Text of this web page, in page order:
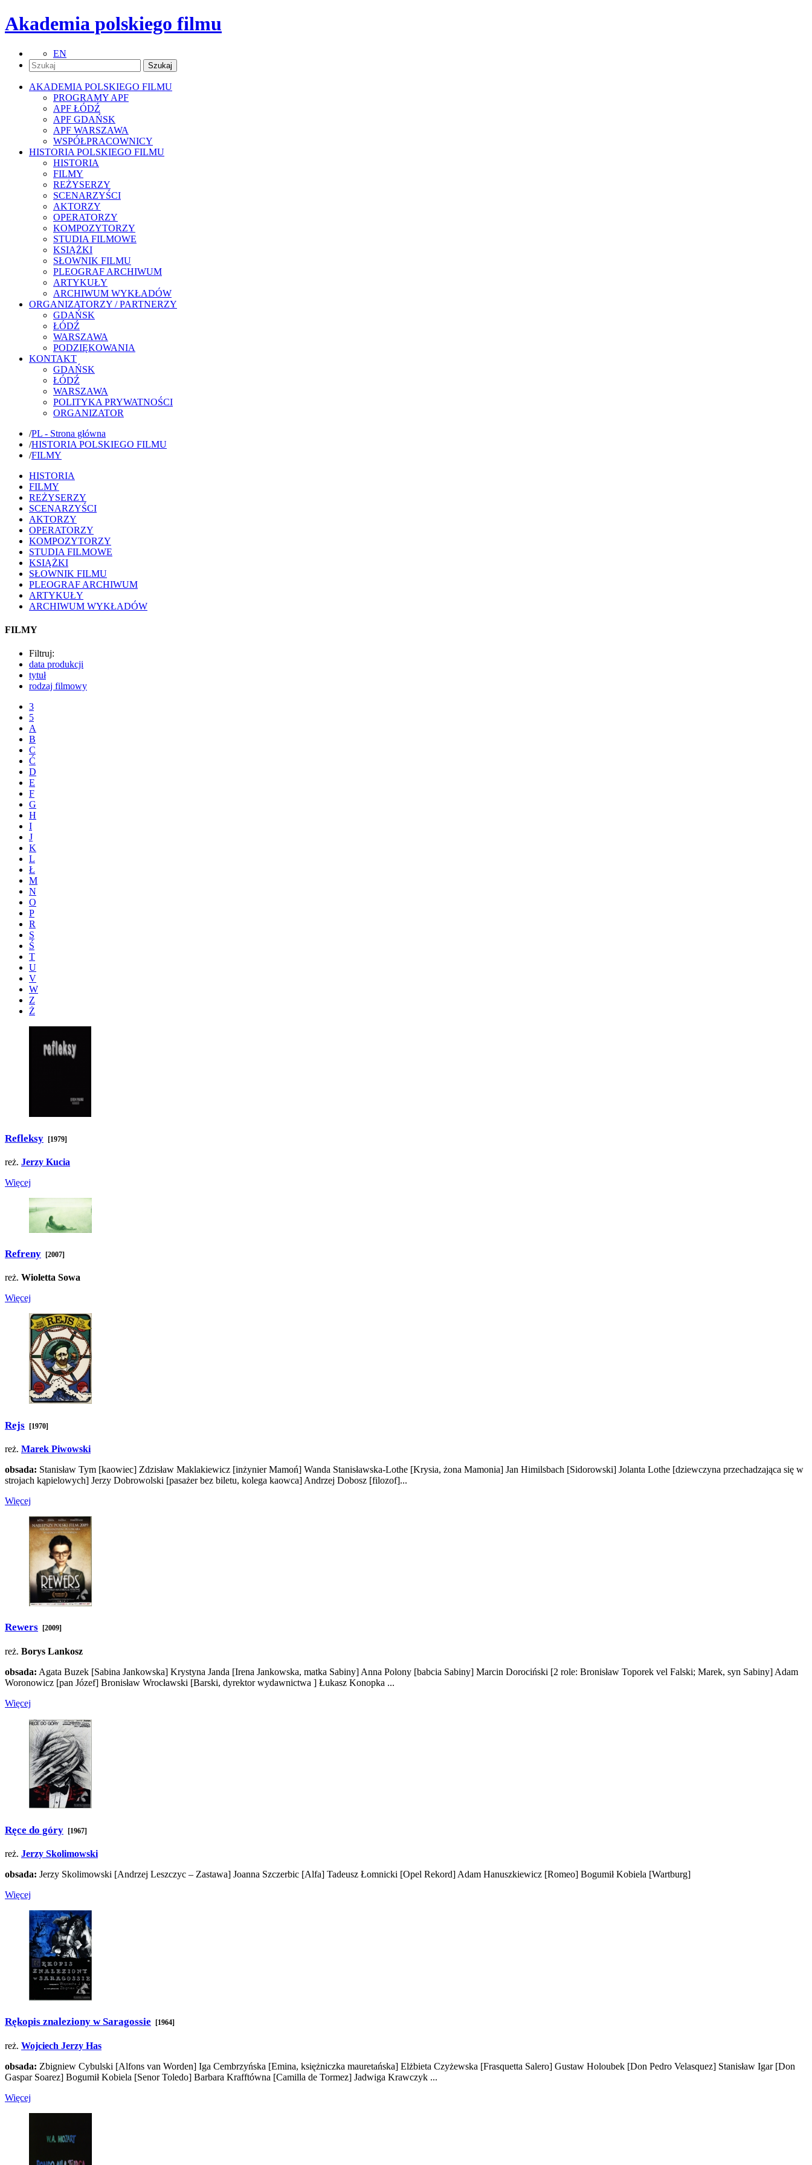
Akademia polskiego filmu
EN
AKADEMIA POLSKIEGO FILMU
PROGRAMY APF
APF ŁÓDŹ
APF GDAŃSK
APF WARSZAWA
WSPÓŁPRACOWNICY
HISTORIA POLSKIEGO FILMU
HISTORIA
FILMY
REŻYSERZY
SCENARZYŚCI
AKTORZY
OPERATORZY
KOMPOZYTORZY
STUDIA FILMOWE
KSIĄŻKI
SŁOWNIK FILMU
PLEOGRAF ARCHIWUM
ARTYKUŁY
ARCHIWUM WYKŁADÓW
ORGANIZATORZY / PARTNERZY
GDAŃSK
ŁÓDŹ
WARSZAWA
PODZIĘKOWANIA
KONTAKT
GDAŃSK
ŁÓDŹ
WARSZAWA
POLITYKA PRYWATNOŚCI
ORGANIZATOR
/PL - Strona główna
/HISTORIA POLSKIEGO FILMU
/FILMY
HISTORIA
FILMY
REŻYSERZY
SCENARZYŚCI
AKTORZY
OPERATORZY
KOMPOZYTORZY
STUDIA FILMOWE
KSIĄŻKI
SŁOWNIK FILMU
PLEOGRAF ARCHIWUM
ARTYKUŁY
ARCHIWUM WYKŁADÓW
FILMY
Filtruj:
data produkcji
tytuł
rodzaj filmowy
3
5
A
B
C
Ć
D
E
F
G
H
I
J
K
L
Ł
M
N
O
P
R
S
Ś
T
U
V
W
Z
Ż
Refleksy [1979]
reż. Jerzy Kucia
Więcej
Refreny [2007]
reż. Wioletta Sowa
Więcej
Rejs [1970]
reż. Marek Piwowski
obsada: Stanisław Tym [kaowiec] Zdzisław Maklakiewicz [inżynier Mamoń] Wanda Stanisławska-Lothe [Krysia, żona Mamonia] Jan Himilsbach [Sidorowski] Jolanta Lothe [dziewczyna przechadzająca się w
strojach kąpielowych] Jerzy Dobrowolski [pasażer bez biletu, kolega kaowca] Andrzej Dobosz [filozof]...
Więcej
Rewers [2009]
reż. Borys Lankosz
obsada: Agata Buzek [Sabina Jankowska] Krystyna Janda [Irena Jankowska, matka Sabiny] Anna Polony [babcia Sabiny] Marcin Dorociński [2 role: Bronisław Toporek vel Falski; Marek, syn Sabiny] Adam
Woronowicz [pan Józef] Bronisław Wrocławski [Barski, dyrektor wydawnictwa ] Łukasz Konopka ...
Więcej
Ręce do góry [1967]
reż. Jerzy Skolimowski
obsada: Jerzy Skolimowski [Andrzej Leszczyc – Zastawa] Joanna Szczerbic [Alfa] Tadeusz Łomnicki [Opel Rekord] Adam Hanuszkiewicz [Romeo] Bogumił Kobiela [Wartburg]
Więcej
Rękopis znaleziony w Saragossie [1964]
reż. Wojciech Jerzy Has
obsada: Zbigniew Cybulski [Alfons van Worden] Iga Cembrzyńska [Emina, księżniczka mauretańska] Elżbieta Czyżewska [Frasquetta Salero] Gustaw Holoubek [Don Pedro Velasquez] Stanisław Igar [Don
Gaspar Soarez] Bogumił Kobiela [Senor Toledo] Barbara Krafftówna [Camilla de Tormez] Jadwiga Krawczyk ...
Więcej